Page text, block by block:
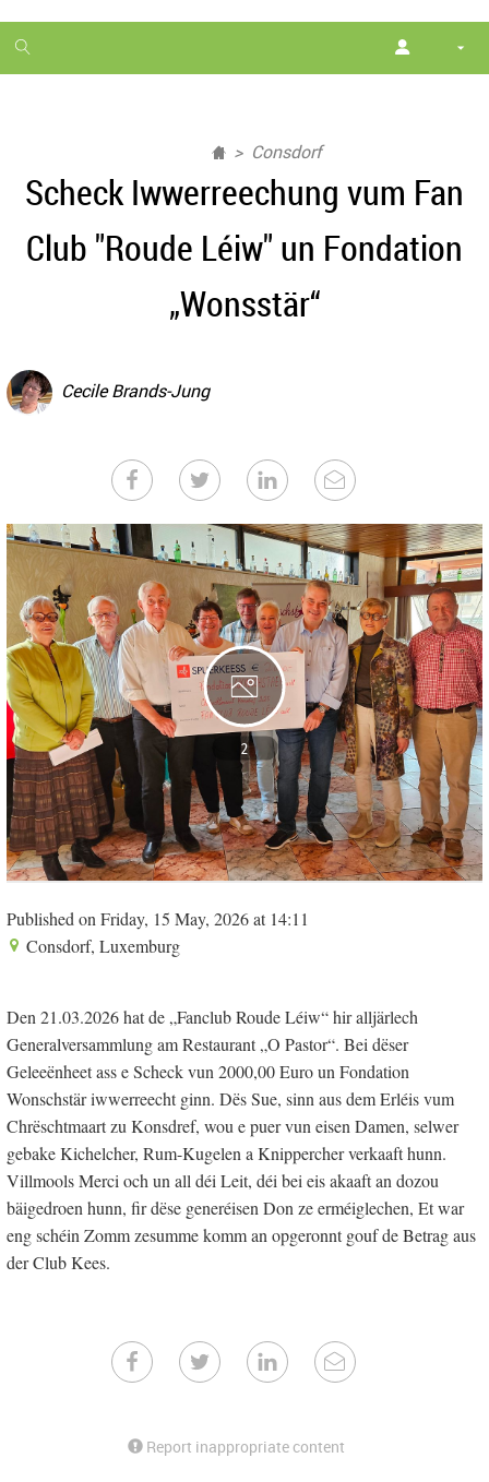
1
month
Consdorf
Scheck Iwwerreechung vum Fan
Club "Roude Léiw" un Fondation
„Wonsstär“
Cecile Brands-Jung
2
Published on Friday, 15 May, 2026 at 14:11
Consdorf, Luxemburg
Den 21.03.2026 hat de „Fanclub Roude Léiw“ hir alljärlech
Generalversammlung am Restaurant „O Pastor“. Bei dëser
Geleeënheet ass e Scheck vun 2000,00 Euro un Fondation
Wonschstär iwwerreecht ginn. Dës Sue, sinn aus dem Erléis vum
Chrëschtmaart zu Konsdref, wou e puer vun eisen Damen, selwer
gebake Kichelcher, Rum-Kugelen a Knippercher verkaaft hunn.
Villmools Merci och un all déi Leit, déi bei eis akaaft an dozou
bäigedroen hunn, fir dëse generéisen Don ze erméiglechen, Et war
eng schéin Zomm zesumme komm an opgeronnt gouf de Betrag aus
der Club Kees.
Report inappropriate content